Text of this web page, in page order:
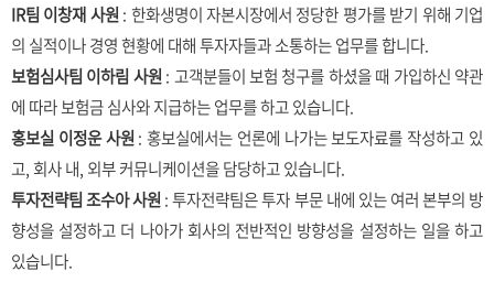
IR팀 이창재 사원 : 한화생명이 자본시장에서 정당한 평가를 받기 위해 기업
의 실적이나 경영 현황에 대해 투자자들과 소통하는 업무를 합니다.
보험심사팀 이하림 사원 : 고객분들이 보험 청구를 하셨을 때 가입하신 약관
에 따라 보험금 심사와 지급하는 업무를 하고 있습니다.
홍보실 이정운 사원 : 홍보실에서는 언론에 나가는 보도자료를 작성하고 있
고, 회사 내, 외부 커뮤니케이션을 담당하고 있습니다.
투자전략팀 조수아 사원 : 투자전략팀은 투자 부문 내에 있는 여러 본부의 방
향성을 설정하고 더 나아가 회사의 전반적인 방향성을 설정하는 일을 하고
있습니다.